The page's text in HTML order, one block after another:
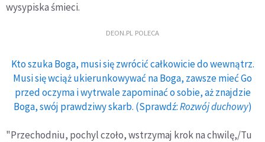
wysypiska śmieci.
DEON.PL POLECA
Kto szuka Boga, musi się zwrócić całkowicie do wewnątrz.
Musi się wciąż ukierunkowywać na Boga, zawsze mieć Go
przed oczyma i wytrwale zapominać o sobie, aż znajdzie
Boga, swój prawdziwy skarb. (Sprawdź:Rozwój duchowy)
"Przechodniu, pochyl czoło, wstrzymaj krok na chwilę,/Tu